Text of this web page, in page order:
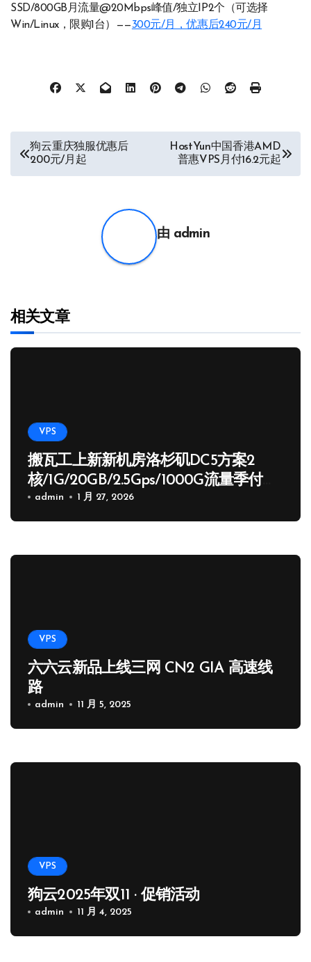
SSD/800GB月流量@20Mbps峰值/独立IP2个（可选择
Win/Linux，限购1台）——300元/月，优惠后240元/月
狗云重庆独服优惠后
200元/月起
HostYun中国香港AMD
普惠VPS月付16.2元起
由 admin
相关文章
VPS
搬瓦工上新新机房洛杉矶DC5方案2
核/1G/20GB/2.5Gps/1000G流量季付
65.89 USD
admin 1 月 27, 2026
VPS
六六云新品上线三网 CN2 GIA 高速线
路
admin 11 月 5, 2025
VPS
狗云2025年双11 · 促销活动
admin 11 月 4, 2025